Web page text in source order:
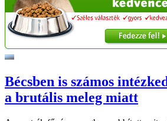
Bécsben is számos
a brutális meleg miatt